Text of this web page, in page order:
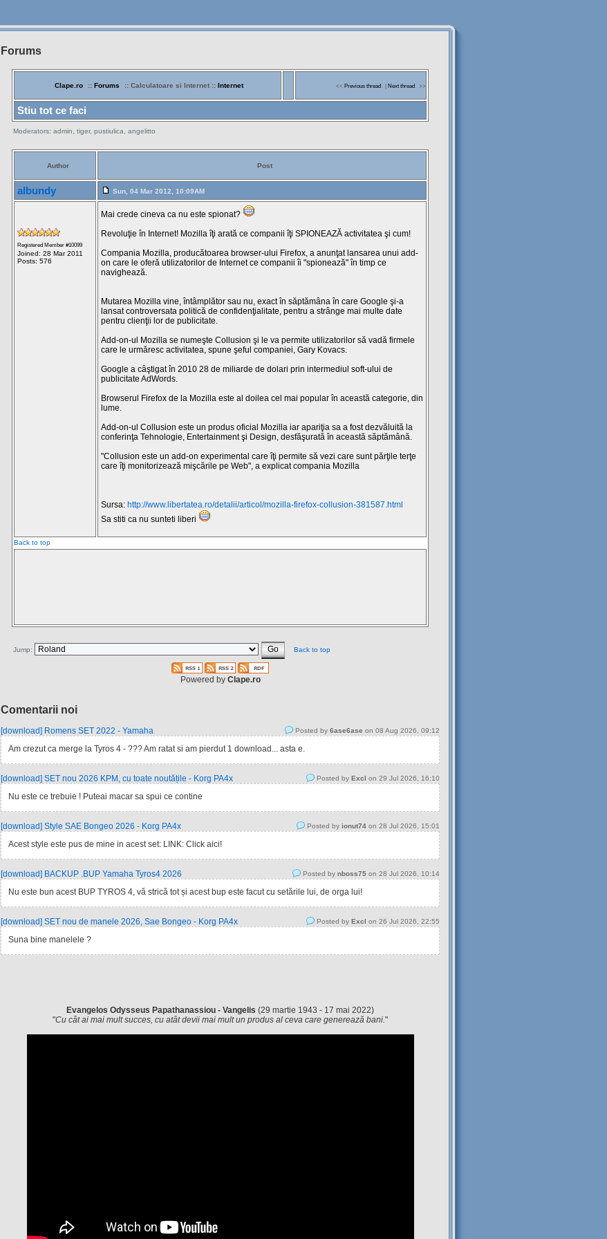
Forums
Clape.ro :: Forums :: Calculatoare si Internet :: Internet << Previous thread Next thread >>
Stiu tot ce faci
Moderators: admin, tiger, pustiulica, angelitto
Author Post
albundy Sun, 04 Mar 2012, 10:09AM
Registered Member #10099
Joined: 28 Mar 2011
Posts: 576
Mai crede cineva ca nu este spionat?
Revoluţie în Internet! Mozilla îţi arată ce companii îţi SPIONEAZĂ activitatea şi cum!
Compania Mozilla, producătoarea browser-ului Firefox, a anunţat lansarea unui add-
on care le oferă utilizatorilor de Internet ce companii îi "spionează" în timp ce
navighează.
Mutarea Mozilla vine, întâmplător sau nu, exact în săptămâna în care Google şi-a
lansat controversata politică de confidenţialitate, pentru a strânge mai multe date
pentru clienţii lor de publicitate.
Add-on-ul Mozilla se numeşte Collusion şi le va permite utilizatorilor să vadă firmele
care le urmăresc activitatea, spune şeful companiei, Gary Kovacs.
Google a câştigat în 2010 28 de miliarde de dolari prin intermediul soft-ului de
publicitate AdWords.
Browserul Firefox de la Mozilla este al doilea cel mai popular în această categorie, din
lume.
Add-on-ul Collusion este un produs oficial Mozilla iar apariţia sa a fost dezvăluită la
conferinţa Tehnologie, Entertainment şi Design, desfăşurată în această săptămână.
"Collusion este un add-on experimental care îţi permite să vezi care sunt părţile terţe
care îţi monitorizează mişcările pe Web", a explicat compania Mozilla
Sursa: http://www.libertatea.ro/detalii/articol/mozilla-firefox-collusion-381587.html
Sa stiti ca nu sunteti liberi
Back to top
Jump: Back to top
Powered by Clape.ro
Comentarii noi
[download] Romens SET 2022 - Yamaha Posted by 6ase6ase on 08 Aug 2026, 09:12
Am crezut ca merge la Tyros 4 - ??? Am ratat si am pierdut 1 download... asta e.
[download] SET nou 2026 KPM, cu toate noutățile - Korg PA4x Posted by Excl on 29 Jul 2026, 16:10
Nu este ce trebuie ! Puteai macar sa spui ce contine
[download] Style SAE Bongeo 2026 - Korg PA4x Posted by ionut74 on 28 Jul 2026, 15:01
Acest style este pus de mine in acest set: LINK: Click aici!
[download] BACKUP .BUP Yamaha Tyros4 2026 Posted by nboss75 on 28 Jul 2026, 10:14
Nu este bun acest BUP TYROS 4, vă strică tot și acest bup este facut cu setările lui, de orga lui!
[download] SET nou de manele 2026, Sae Bongeo - Korg PA4x Posted by Excl on 26 Jul 2026, 22:55
Suna bine manelele ?
Evangelos Odysseus Papathanassiou - Vangelis (29 martie 1943 - 17 mai 2022)
"Cu cât ai mai mult succes, cu atât devii mai mult un produs al ceva care generează bani."
Siteul
Muzicantilor